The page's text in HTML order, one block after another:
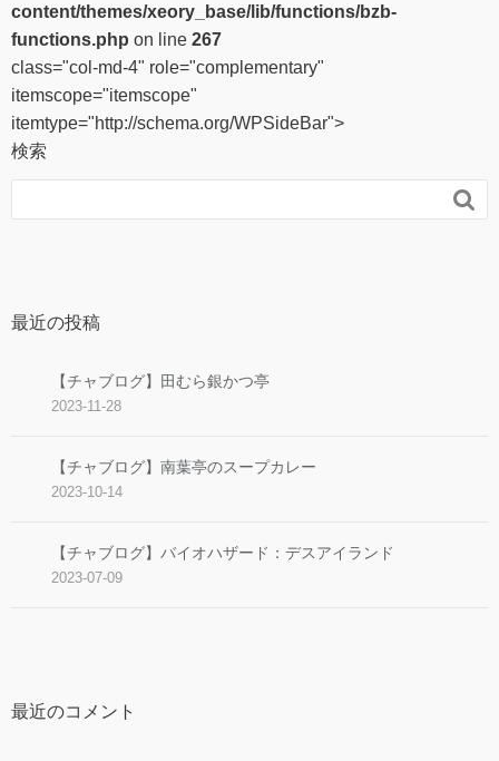
content/themes/xeory_base/lib/functions/bzb-
functions.php on line 267
class="col-md-4" role="complementary"
itemscope="itemscope"
itemtype="http://schema.org/WPSideBar">
検索

最近の投稿
【チャブログ】田むら銀かつ亭
2023-11-28
【チャブログ】南葉亭のスープカレー
2023-10-14
【チャブログ】バイオハザード：デスアイランド
2023-07-09
最近のコメント